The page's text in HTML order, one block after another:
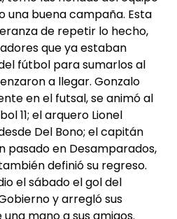
una buena campaña. Esta
de repetir lo hecho,
que ya estaban
fútbol para sumarlos al
a llegar. Gonzalo
en el futsal, se animó al
11; el arquero Lionel
Del Bono; el capitán
pasado en Desamparados,
definió su regreso.
el sábado el gol del
y arregló sus